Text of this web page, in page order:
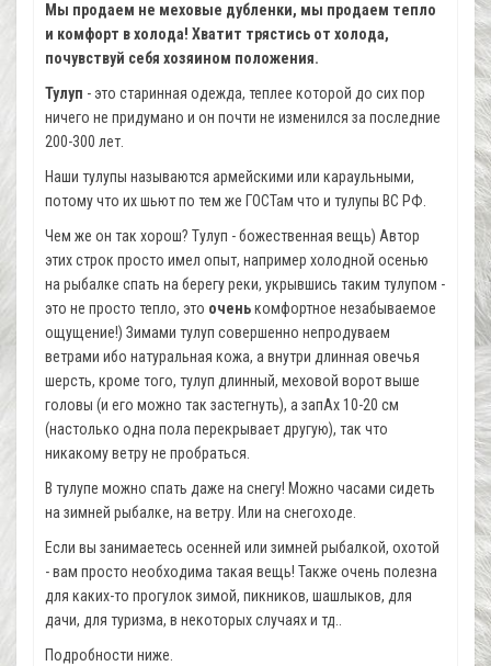
Мы продаем не меховые дубленки, мы продаем тепло
и комфорт в холода! Хватит трястись от холода,
почувствуй себя хозяином положения.
Тулуп - это старинная одежда, теплее которой до сих пор
ничего не придумано и он почти не изменился за последние
200-300 лет.
Наши тулупы называются армейскими или караульными,
потому что их шьют по тем же ГОСТам что и тулупы ВС РФ.
Чем же он так хорош? Тулуп - божественная вещь) Автор
этих строк просто имел опыт, например холодной осенью
на рыбалке спать на берегу реки, укрывшись таким тулупом -
это не просто тепло, это оченькомфортное незабываемое
ощущение!) Зимами тулуп совершенно непродуваем
ветрами ибо натуральная кожа, а внутри длинная овечья
шерсть, кроме того, тулуп длинный, меховой ворот выше
головы (и его можно так застегнуть), а запАх 10-20 см
(настолько одна пола перекрывает другую), так что
никакому ветру не пробраться.
В тулупе можно спать даже на снегу! Можно часами сидеть
на зимней рыбалке, на ветру. Или на снегоходе.
Если вы занимаетесь осенней или зимней рыбалкой, охотой
- вам просто необходима такая вещь! Также очень полезна
для каких-то прогулок зимой, пикников, шашлыков, для
дачи, для туризма, в некоторых случаях и тд..
Подробности ниже.